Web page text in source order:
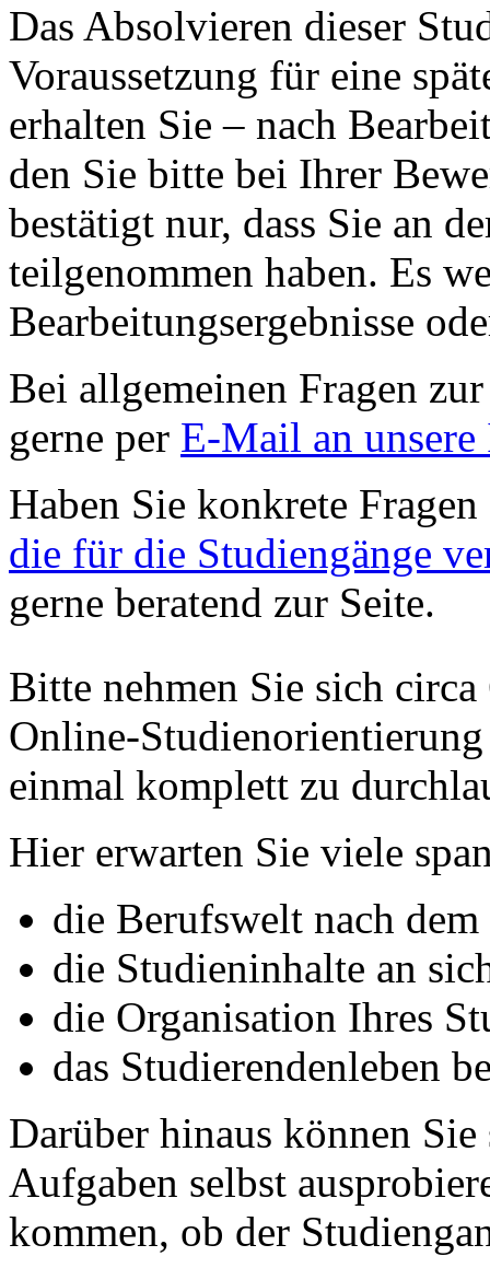
Das Absolvieren dieser
Voraussetzung für eine
erhalten Sie – nach
den Sie bitte bei Ihrer
bestätigt nur, dass Sie an
teilgenommen haben. Es
Bearbeitungsergebnisse
Bei allgemeinen Fragen
gerne per E-Mail an
Haben Sie konkrete
die für die Studiengänge
gerne beratend zur Seite.
Bitte nehmen Sie sich
Online-
einmal komplett zu
Hier erwarten Sie viele
die Berufswelt nach
die Studieninhalte an
die Organisation Ihres
das Studierendenleben
Darüber hinaus können
Aufgaben selbst
kommen, ob der